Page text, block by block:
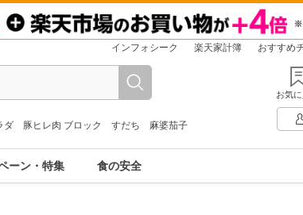
インフォシーク 楽天家計簿 おすすめ
ダ 豚ヒレ肉 ブロック すだち 麻婆茄子
お気
ーン・特集 食の安全